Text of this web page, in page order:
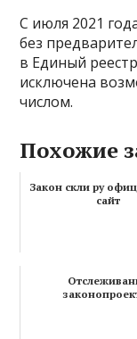
С июля 2021
без
в Единый
исключена
числом.
Похожие
Закон скли ру
сайт